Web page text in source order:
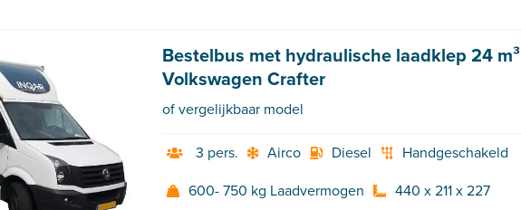
Bestelbus met hydraulische laadklep 24 m³
Volkswagen Crafter
of vergelijkbaar model
3 pers. Airco Diesel
Handgeschakeld
600- 750 kg Laadvermogen
440 x 211 x 227